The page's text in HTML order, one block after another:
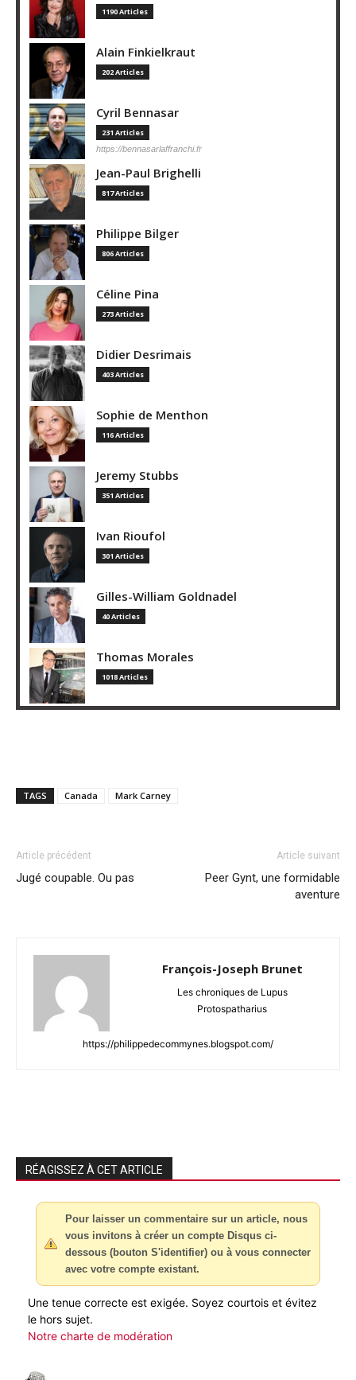
1190 Articles
Alain Finkielkraut
202 Articles
Cyril Bennasar
231 Articles
https://bennasarlaffranchi.fr
Jean-Paul Brighelli
817 Articles
Philippe Bilger
806 Articles
Céline Pina
273 Articles
Didier Desrimais
403 Articles
Sophie de Menthon
116 Articles
Jeremy Stubbs
351 Articles
Ivan Rioufol
301 Articles
Gilles-William Goldnadel
40 Articles
Thomas Morales
1018 Articles
TAGS Canada Mark Carney
Article précédent
Jugé coupable. Ou pas
Article suivant
Peer Gynt, une formidable
aventure
François-Joseph Brunet
Les chroniques de Lupus
Protospatharius
https://philippedecommynes.blogspot.com/
RÉAGISSEZ À CET ARTICLE
Pour laisser un commentaire sur un article, nous
vous invitons à créer un compte Disqus ci-
dessous (bouton S'identifier) ou à vous connecter
avec votre compte existant.
Une tenue correcte est exigée. Soyez courtois et évitez
le hors sujet.
Notre charte de modération